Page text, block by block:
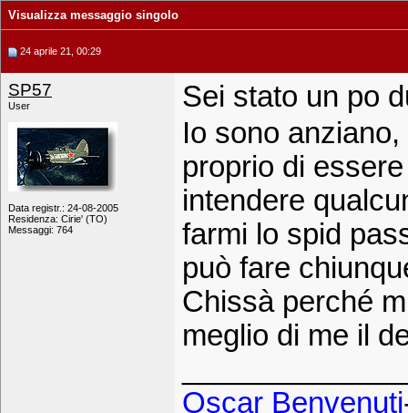
Visualizza messaggio singolo
24 aprile 21, 00:29
SP57
User
Data registr.: 24-08-2005
Residenza: Cirie' (TO)
Messaggi: 764
Sei stato un po
Io sono
proprio di
intendere
farmi lo spid
può fare
Chissà perché
meglio di me il
Oscar Benvenuti